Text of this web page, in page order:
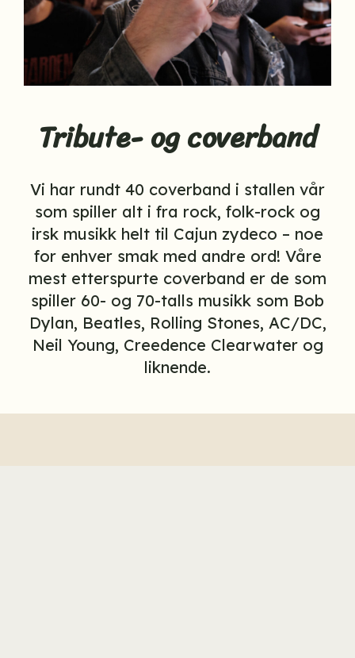
Tribute- og coverband
Vi har rundt 40 coverband i stallen vår
som spiller alt i fra rock, folk-rock og
irsk musikk helt til Cajun zydeco – noe
for enhver smak med andre ord! Våre
mest etterspurte coverband er de som
spiller 60- og 70-talls musikk som Bob
Dylan, Beatles, Rolling Stones, AC/DC,
Neil Young, Creedence Clearwater og
liknende.